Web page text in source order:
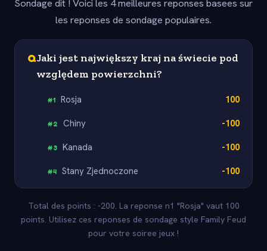
Sondage dit ! Voici les 4 meilleures reponses basees sur
les reponses de sondage populaires.
QJaki jest największy kraj na świecie pod
względem powierzchni?
#1 Rosja 100
#2 Chiny -100
#3 Kanada -100
#4 Stany Zjednoczone -100
Total des points : -200. La reponse n1 "Rosja" vaut 100
points. Utilisez ces reponses de sondage style Family Feud
pour votre soiree jeux !